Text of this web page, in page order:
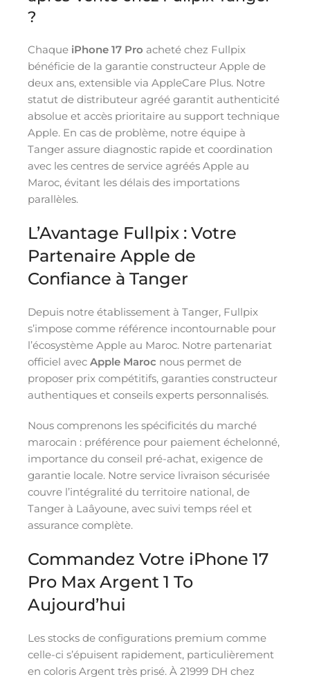
?
Chaque iPhone 17 Pro acheté chez Fullpix
bénéficie de la garantie constructeur Apple de
deux ans, extensible via AppleCare Plus. Notre
statut de distributeur agréé garantit authenticité
absolue et accès prioritaire au support technique
Apple. En cas de problème, notre équipe à
Tanger assure diagnostic rapide et coordination
avec les centres de service agréés Apple au
Maroc, évitant les délais des importations
parallèles.
L’Avantage Fullpix : Votre
Partenaire Apple de
Confiance à Tanger
Depuis notre établissement à Tanger, Fullpix
s’impose comme référence incontournable pour
l’écosystème Apple au Maroc. Notre partenariat
officiel avec Apple Maroc nous permet de
proposer prix compétitifs, garanties constructeur
authentiques et conseils experts personnalisés.
Nous comprenons les spécificités du marché
marocain : préférence pour paiement échelonné,
importance du conseil pré-achat, exigence de
garantie locale. Notre service livraison sécurisée
couvre l’intégralité du territoire national, de
Tanger à Laâyoune, avec suivi temps réel et
assurance complète.
Commandez Votre iPhone 17
Pro Max Argent 1 To
Aujourd’hui
Les stocks de configurations premium comme
celle-ci s’épuisent rapidement, particulièrement
en coloris Argent très prisé. À 21999 DH chez